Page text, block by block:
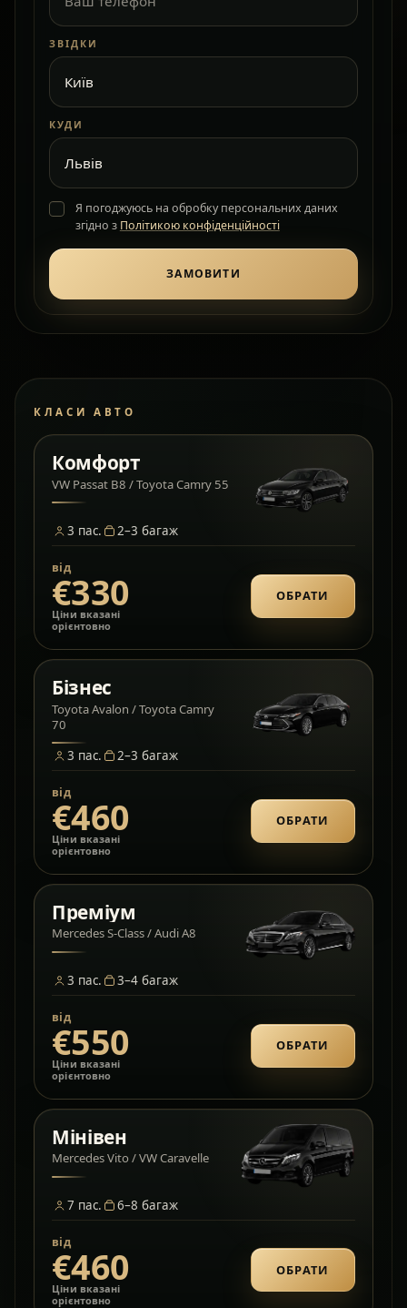
ЗВІДКИ
КУДИ
Я погоджуюсь на обробку персональних даних
згідно з Політикою конфіденційності
ЗАМОВИТИ
КЛАСИ АВТО
Комфорт
VW Passat B8 / Toyota Camry 55
3 пас. 2–3 багаж
від
€330
Ціни вказані
орієнтовно
ОБРАТИ
Бізнес
Toyota Avalon / Toyota Camry
70
3 пас. 2–3 багаж
від
€460
Ціни вказані
орієнтовно
ОБРАТИ
Преміум
Mercedes S-Class / Audi A8
3 пас. 3–4 багаж
від
€550
Ціни вказані
орієнтовно
ОБРАТИ
Мінівен
Mercedes Vito / VW Caravelle
7 пас. 6–8 багаж
від
€460
Ціни вказані
орієнтовно
ОБРАТИ